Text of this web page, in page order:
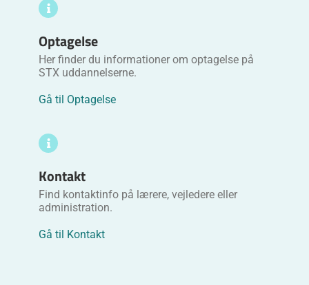
Optagelse
Her finder du informationer om optagelse på
STX uddannelserne.
Gå til Optagelse
Kontakt
Find kontaktinfo på lærere, vejledere eller
administration.
Gå til Kontakt